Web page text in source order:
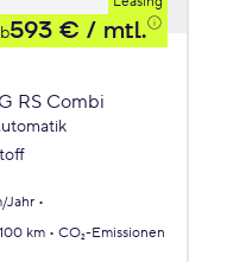
593 € / mtl.
RS Combi
Jahr
km
CO₂-Emissionen